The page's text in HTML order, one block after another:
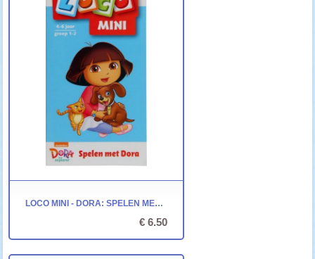
LOCO MINI - DORA: SPELEN MET DORA
€ 6.50